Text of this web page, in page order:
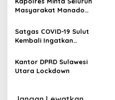
p
s
Masyarakat Manado
COVID-19 Meski Sudah PPKM
Level 2
Satgas COVID-19 Sulut
Kembali Ingatkan
Kasus Corona Kembali
Pecah Rekor
Kantor DPRD Sulawesi
Utara Lockdown